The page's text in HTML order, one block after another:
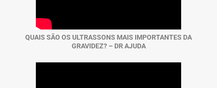
QUAIS SÃO OS ULTRASSONS MAIS IMPORTANTES DA
GRAVIDEZ? – DR AJUDA